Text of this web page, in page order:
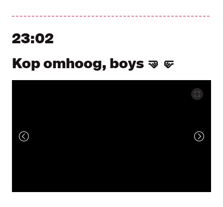
23:02
Kop omhoog, boys 🤜🤛